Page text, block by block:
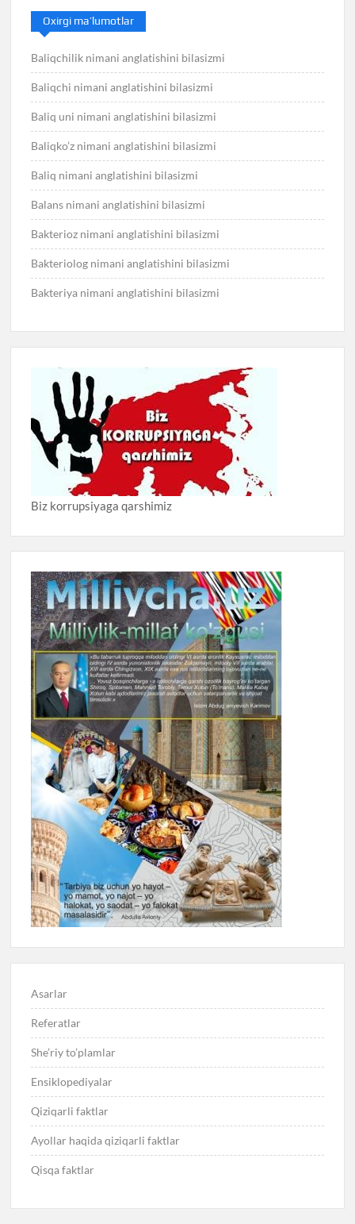
Oxirgi ma’lumotlar
Baliqchilik nimani anglatishini bilasizmi
Baliqchi nimani anglatishini bilasizmi
Baliq uni nimani anglatishini bilasizmi
Baliqko’z nimani anglatishini bilasizmi
Baliq nimani anglatishini bilasizmi
Balans nimani anglatishini bilasizmi
Bakterioz nimani anglatishini bilasizmi
Bakteriolog nimani anglatishini bilasizmi
Bakteriya nimani anglatishini bilasizmi
Biz korrupsiyaga qarshimiz
Asarlar
Referatlar
She’riy to’plamlar
Ensiklopediyalar
Qiziqarli faktlar
Ayollar haqida qiziqarli faktlar
Qisqa faktlar